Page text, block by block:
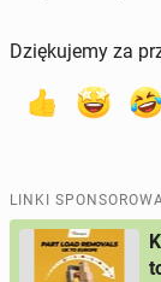
Dziękujemy za
LINKI